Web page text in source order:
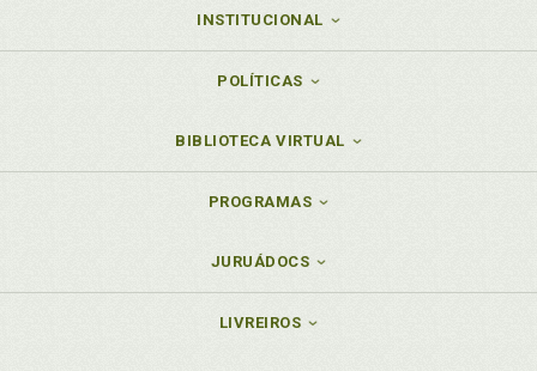
INSTITUCIONAL
POLÍTICAS
BIBLIOTECA VIRTUAL
PROGRAMAS
JURUÁDOCS
LIVREIROS